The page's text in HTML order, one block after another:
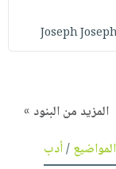
Joseph
المزيد من البنود »
/أدب